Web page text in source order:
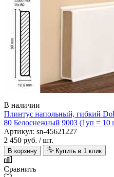
В наличии
Плинтус напольный, гибкий
80 Белоснежный 9003 (1уп = 10
Артикул: sn-45621227
2 450 руб. / шт.
В корзину Купить в 1 клик
Сравнить